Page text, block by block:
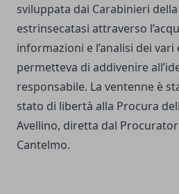
sviluppata dai Carabinieri
estrinsecatasi attraverso
informazioni e l’analisi dei
permetteva di addivenire
responsabile. La ventenne è
stato di libertà alla Procura
Avellino, diretta dal
Cantelmo.